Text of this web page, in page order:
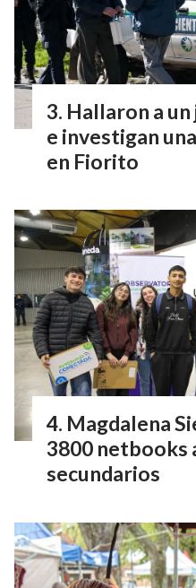
Hallaron a
e investigan
en Fiorito
Magdalena
3800 netbooks
secundarios